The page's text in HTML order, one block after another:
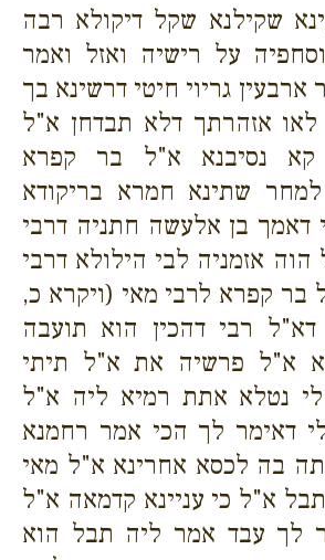
שקילנא שקל דיקולא רבה
על רישיה ואזל ואמר
ארבעין גריוי חיטי דרשינא בך
אזהרתך דלא תבדחן א"ל
קא נסיבנא א"ל בר קפרא
שתינא חמרא בריקודא
דאמך בן אלעשה חתניה דרבי
הוה אזמניה לבי הילולא דרבי
בר קפרא לרבי מאי (ויקרא כ,
רבי דהכין הוא תועבה
א"ל פרשיה את א"ל תיתי
לי נטלא אתת רמיא ליה א"ל
דאימר לך הכי אמר רחמנא
בה לכסא אחרינא א"ל מאי
א"ל כי עניינא קדמאה א"ל
לך עבד אמר ליה תבל הוא